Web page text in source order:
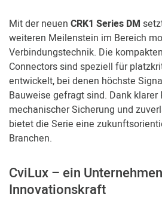
Mit der neuen CRK1 Series DM
weiteren Meilenstein im Bereich
Verbindungstechnik. Die
Connectors sind speziell für
entwickelt, bei denen höchste
Bauweise gefragt sind. Dank klarer
mechanischer Sicherung und
bietet die Serie eine
Branchen.
CviLux – ein
Innovationskraft
Kontakt
Kundenbereich